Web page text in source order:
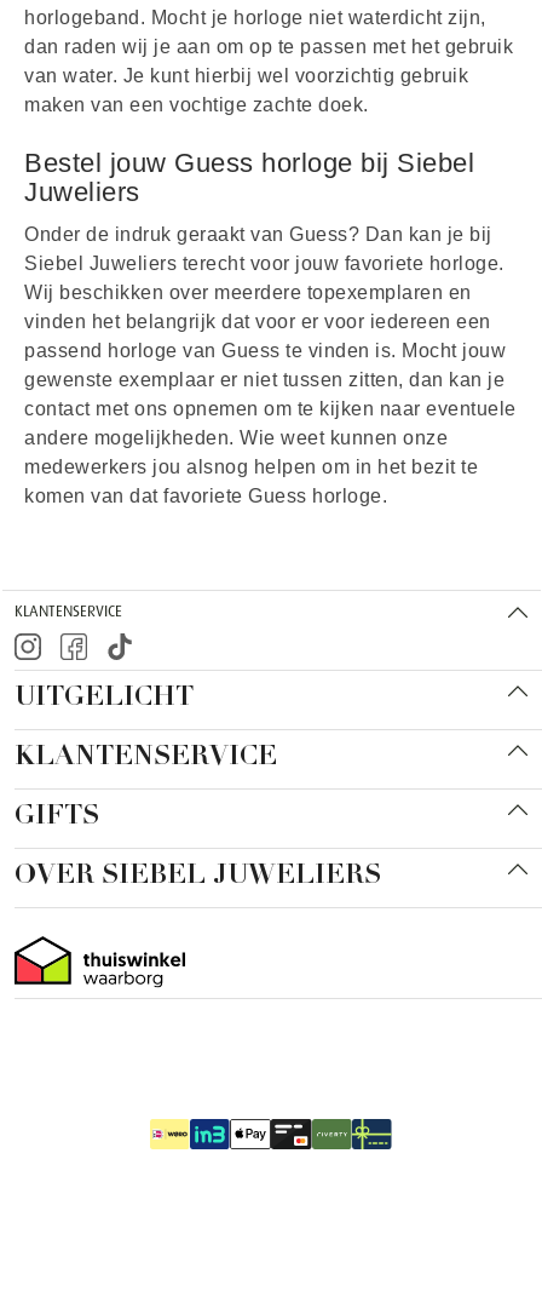
horlogeband. Mocht je horloge niet waterdicht zijn,
dan raden wij je aan om op te passen met het gebruik
van water. Je kunt hierbij wel voorzichtig gebruik
maken van een vochtige zachte doek.
Bestel jouw Guess horloge bij Siebel
Juweliers
Onder de indruk geraakt van Guess? Dan kan je bij
Siebel Juweliers terecht voor jouw favoriete horloge.
Wij beschikken over meerdere topexemplaren en
vinden het belangrijk dat voor er voor iedereen een
passend horloge van Guess te vinden is. Mocht jouw
gewenste exemplaar er niet tussen zitten, dan kan je
contact met ons opnemen om te kijken naar eventuele
andere mogelijkheden. Wie weet kunnen onze
medewerkers jou alsnog helpen om in het bezit te
komen van dat favoriete Guess horloge.
KLANTENSERVICE
UITGELICHT
KLANTENSERVICE
GIFTS
OVER SIEBEL JUWELIERS